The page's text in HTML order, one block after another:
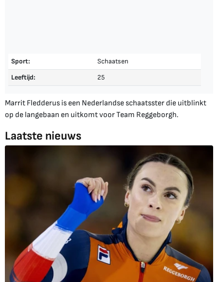
Sport:
Schaatsen
Leeftijd:
25
Marrit Fledderus is een Nederlandse schaatsster die uitblinkt
op de langebaan en uitkomt voor Team Reggeborgh.
Laatste nieuws